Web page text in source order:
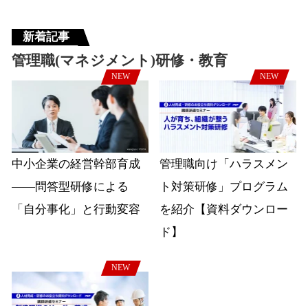
新着記事
管理職(マネジメント)研修・教育
NEW
中小企業の経営幹部育成
――問答型研修による
「自分事化」と行動変容
NEW
管理職向け「ハラスメン
ト対策研修」プログラム
を紹介【資料ダウンロー
ド】
NEW